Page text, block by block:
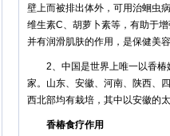
壁上而被排出体外，可用治蛔虫
维生素C、胡萝卜素等，有助于增
并有润滑肌肤的作用，是保健美容
2、中国是世界上唯一以香椿
家。山东、安徽、河南、陕西、
西北部均有栽培，其中以安徽的
香椿食疗作用